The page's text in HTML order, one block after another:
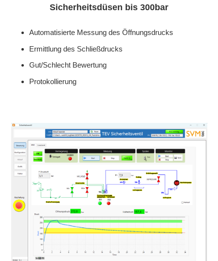
Sicherheitsdüsen bis 300bar
Automatisierte Messung des Öffnungsdrucks
Ermittlung des Schließdrucks
Gut/Schlecht Bewertung
Protokollierung